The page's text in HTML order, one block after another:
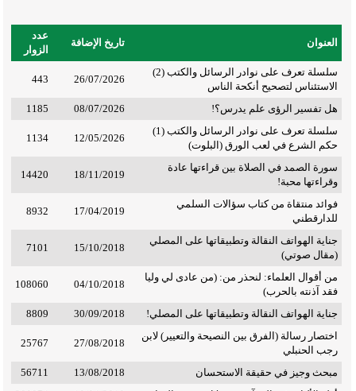
العنوان تاريخ الإضافة
عدد
الزوار
سلسلة تعرف على نوادر الرسائل والكتب (2)
الاستئناس لتصحيح أنكحة الناس
26/07/2026
443
هل تفسير الرؤى علم يدرس؟! 08/07/2026
1185
سلسلة تعرف على نوادر الرسائل والكتب (1)
حكم الشرع في لعب الورق (البلوت)
12/05/2026
1134
سورة الصمد في الصلاة بين قراءتها عادة
وقراءتها محبة!
18/11/2019
14420
فوائد منتقاة من كتاب سؤالات السلمي
للدارقطني
17/04/2019
8932
جناية الهواتف النقالة وتطبيقاتها على المصلي
(مقال صوتي)
15/10/2018
7101
من أقوال العلماء: لنحذر من: (من عادى لي وليا
فقد آذنته بالحرب)
04/10/2018
108060
جناية الهواتف النقالة وتطبيقاتها على المصلي! 30/09/2018
8809
اختصار رسالة (الفرق بين النصيحة والتعيير) لابن
رجب الحنبلي
27/08/2018
25767
مبحث وجيز في حقيقة الاستحسان 13/08/2018
56711